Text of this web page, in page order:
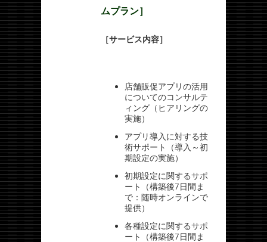
ムプラン］
［サービス内容］
店舗販促アプリの活用
についてのコンサルテ
ィング（ヒアリングの
実施）
アプリ導入に対する技
術サポート（導入～初
期設定の実施）
初期設定に関するサポ
ート（構築後7日間ま
で：随時オンラインで
提供）
各種設定に関するサポ
ート（構築後7日間ま